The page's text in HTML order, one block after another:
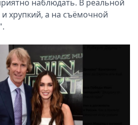
наблюдать. В реальной
хрупкий, а на съёмочной